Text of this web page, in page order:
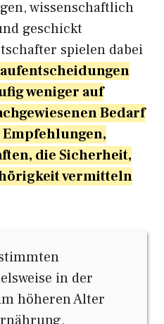
wissenschaftlich
geschickt
spielen dabei
weniger auf
Bedarf
die Sicherheit,
vermitteln
in der
höheren Alter